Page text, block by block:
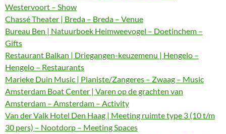
Westervoort – Show
Chassé Theater | Breda – Breda – Venue
Bureau Ben | Natuurboek Heimweevogel – Doetinchem –
Gifts
Restaurant Balkan | Driegangen-keuzemenu | Hengelo –
Hengelo – Restaurants
Marieke Duin Music | Pianiste/Zangeres – Zwaag – Music
Amsterdam Boat Center | Varen op de grachten van
Amsterdam – Amsterdam – Activity
Van der Valk Hotel Den Haag | Meeting ruimte type 3 (10 t/m
30 pers) – Nootdorp – Meeting Spaces